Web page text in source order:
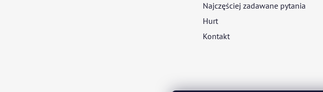
Najczęściej zadawane pytania
Hurt
Kontakt